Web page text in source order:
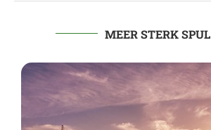
MEER STERK SPUL